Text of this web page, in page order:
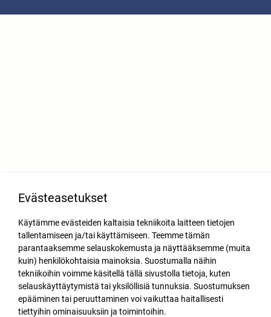
Evästeasetukset
Käytämme evästeiden kaltaisia tekniikoita laitteen tietojen
tallentamiseen ja/tai käyttämiseen. Teemme tämän
parantaaksemme selauskokemusta ja näyttääksemme (muita
kuin) henkilökohtaisia mainoksia. Suostumalla näihin
tekniikoihin voimme käsitellä tällä sivustolla tietoja, kuten
selauskäyttäytymistä tai yksilöllisiä tunnuksia. Suostumuksen
epääminen tai peruuttaminen voi vaikuttaa haitallisesti
tiettyihin ominaisuuksiin ja toimintoihin.